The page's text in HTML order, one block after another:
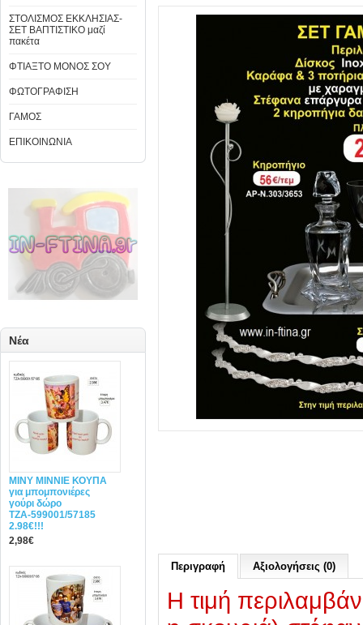
ΣΤΟΛΙΣΜΟΣ ΕΚΚΛΗΣΙΑΣ-
ΣΕΤ ΒΑΠΤΙΣΤΙΚΟ μαζί
πακέτα
ΦΤΙΑΞΤΟ ΜΟΝΟΣ ΣΟΥ
ΦΩΤΟΓΡΑΦΙΣΗ
ΓΑΜΟΣ
ΕΠΙΚΟΙΝΩΝΙΑ
Νέα
MINY ΜΙΝΝΙΕ ΚΟΥΠΑ
για μπομπονιέρες
γούρι δώρο
ΤΖΑ-599001/57185
2.98€!!!
2,98€
Περιγραφή Αξιολογήσεις (0)
Η τιμή